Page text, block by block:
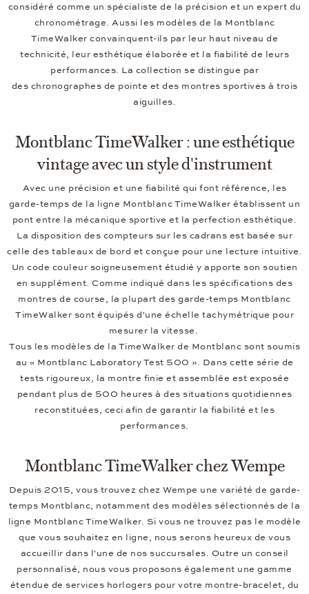
considéré comme un spécialiste de la précision et un expert du
chronométrage. Aussi les modèles de la Montblanc
TimeWalker convainquent-ils par leur haut niveau de
technicité, leur esthétique élaborée et la fiabilité de leurs
performances. La collection se distingue par
des chronographes de pointe et des montres sportives à trois
aiguilles.
Montblanc TimeWalker : une esthétique
vintage avec un style d'instrument
Avec une précision et une fiabilité qui font référence, les
garde-temps de la ligne Montblanc TimeWalker établissent un
pont entre la mécanique sportive et la perfection esthétique.
La disposition des compteurs sur les cadrans est basée sur
celle des tableaux de bord et conçue pour une lecture intuitive.
Un code couleur soigneusement étudié y apporte son soutien
en supplément. Comme indiqué dans les spécifications des
montres de course, la plupart des garde-temps Montblanc
TimeWalker sont équipés d'une échelle tachymétrique pour
mesurer la vitesse.
Tous les modèles de la TimeWalker de Montblanc sont soumis
au « Montblanc Laboratory Test 500 ». Dans cette série de
tests rigoureux, la montre finie et assemblée est exposée
pendant plus de 500 heures à des situations quotidiennes
reconstituées, ceci afin de garantir la fiabilité et les
performances.
Montblanc TimeWalker chez Wempe
Depuis 2015, vous trouvez chez Wempe une variété de garde-
temps Montblanc, notamment des modèles sélectionnés de la
ligne Montblanc TimeWalker. Si vous ne trouvez pas le modèle
que vous souhaitez en ligne, nous serons heureux de vous
accueillir dans l'une de nos succursales. Outre un conseil
personnalisé, nous vous proposons également une gamme
étendue de services horlogers pour votre montre-bracelet, du